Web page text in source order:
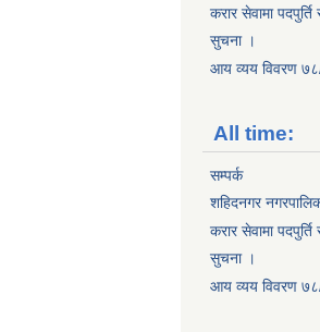
करार सेवामा
सुचना ।
आय व्यय विवरण
All time:
सम्पर्क
शहिदनगर
करार सेवामा
सुचना ।
आय व्यय विवरण